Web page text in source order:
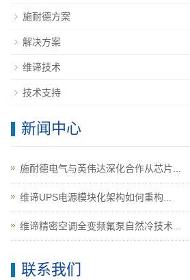
施耐德方案
解决方案
维谛技术
技术支持
新闻中心
施耐德电气与英伟达深化合作从芯片...
维谛UPS电源模块化架构如何重构...
维谛精密空调全变频氟泵自然冷技术...
联系我们